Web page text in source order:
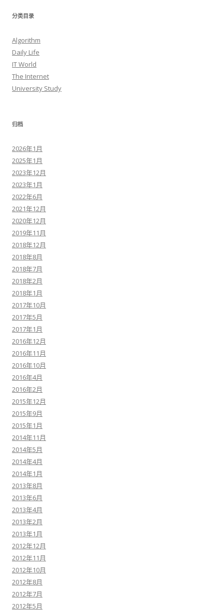
分类目录
Algorithm
Daily Life
IT World
The Internet
University Study
归档
2026年1月
2025年1月
2023年12月
2023年1月
2022年6月
2021年12月
2020年12月
2019年11月
2018年12月
2018年8月
2018年7月
2018年2月
2018年1月
2017年10月
2017年5月
2017年1月
2016年12月
2016年11月
2016年10月
2016年4月
2016年2月
2015年12月
2015年9月
2015年1月
2014年11月
2014年5月
2014年4月
2014年1月
2013年8月
2013年6月
2013年4月
2013年2月
2013年1月
2012年12月
2012年11月
2012年10月
2012年8月
2012年7月
2012年5月